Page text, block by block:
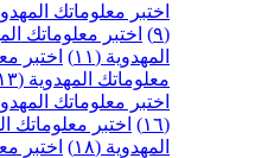
معلوماتك المهدوية (٨)
اختبر
اختبر معلوماتك المهدوية (١٠)
اختبر معلوماتك المهدوية
المهدوية (١٣)
اختبر
معلوماتك المهدوية (١٥)
اختبر معلوماتك المهدوية (١٧)
اختبر معلوماتك المهدوية